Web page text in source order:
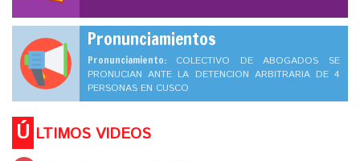
Pronunciamientos
Pronunciamiento: COLECTIVO DE ABOGADOS SE
PRONUCIAN ANTE LA DETENCION ARBITRARIA DE 4
PERSONAS EN CUSCO
Ú LTIMOS VIDEOS